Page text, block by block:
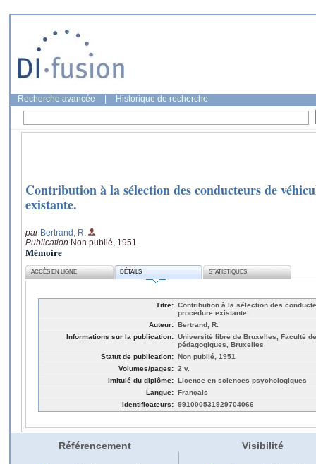
Recherche avancée Historique de recherche
Contribution à la sélection des conducteurs de
existante.
par Bertrand, R.
Publication Non publié, 1951
Mémoire
ACCÈS EN LIGNE DÉTAILS STATISTIQUES
Titre: Contribution à la sélection des
procédure existante.
Auteur: Bertrand, R.
Informations sur la publication: Université libre de Bruxelles, Faculté
pédagogiques, Bruxelles
Statut de publication: Non publié, 1951
Volumes/pages: 2 v.
Intitulé du diplôme: Licence en sciences psychologiques
Langue: Français
Identificateurs: 991000531929704066
Référencement Visibilité